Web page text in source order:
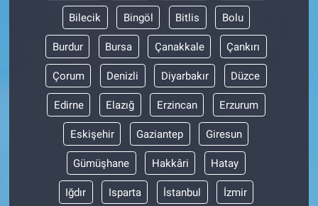
Bilecik Bingöl Bitlis Bolu
Burdur Bursa Çanakkale Çankırı
Çorum Denizli Diyarbakır Düzce
Edirne Elazığ Erzincan Erzurum
Eskişehir Gaziantep Giresun
Gümüşhane Hakkâri Hatay
Iğdır Isparta İstanbul İzmir